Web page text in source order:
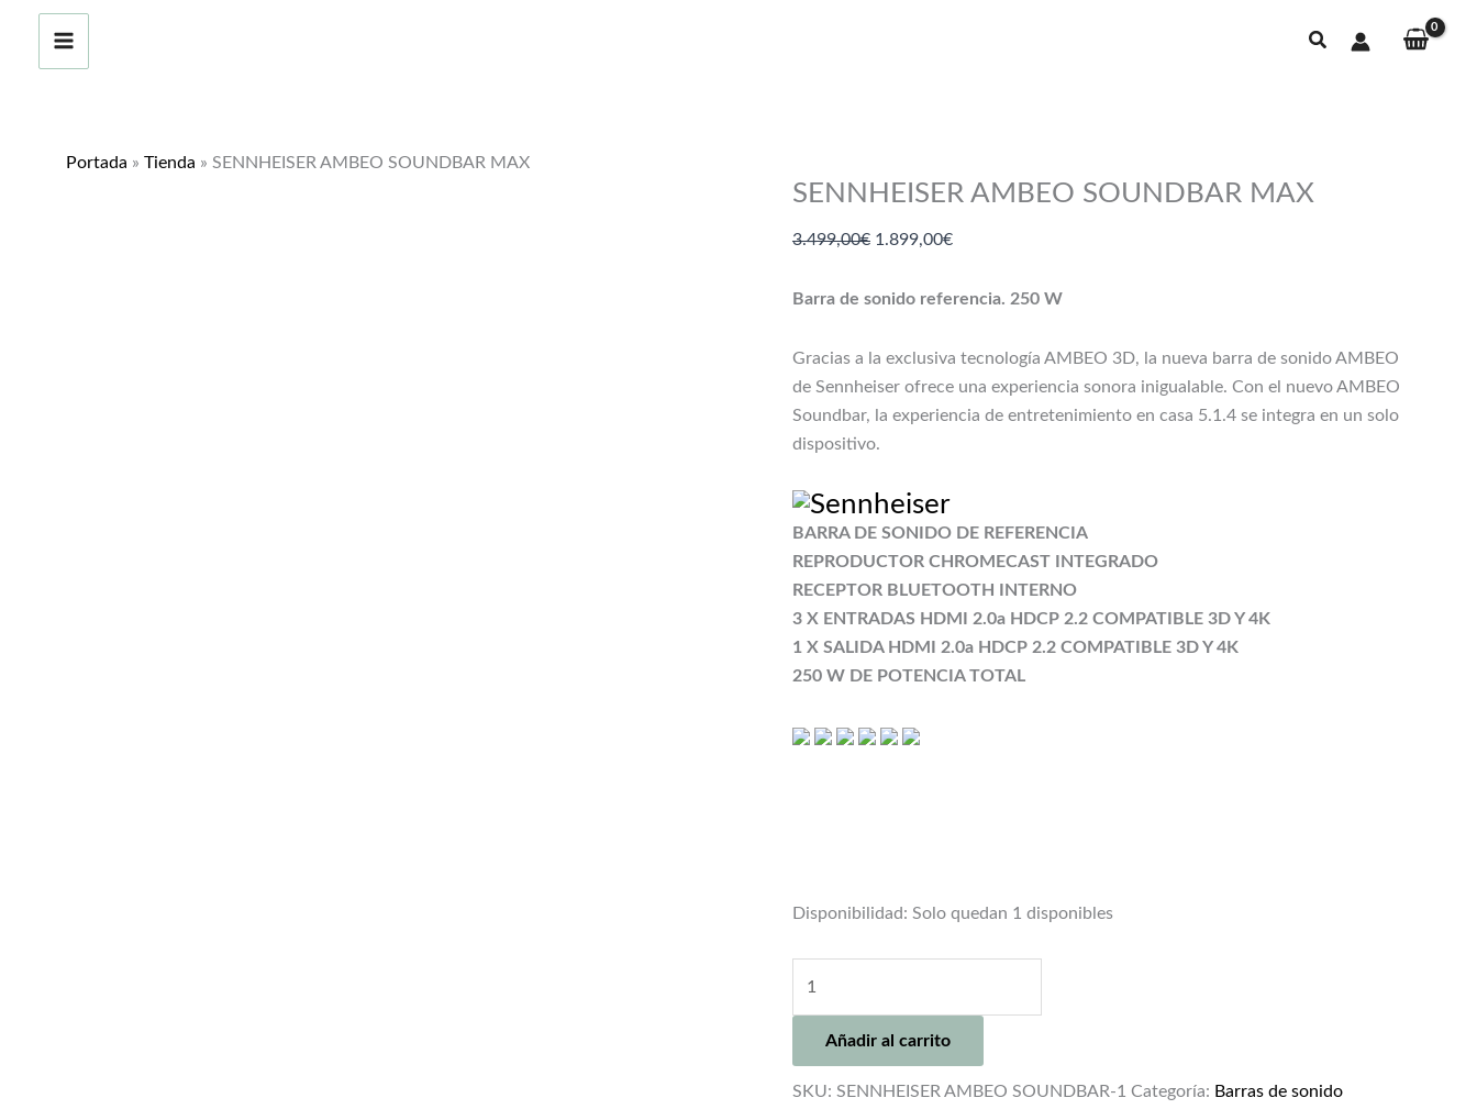
contenido
Buscar
Portada » Tienda » SENNHEISER AMBEO SOUNDBAR MAX
¡Oferta!
SENNHEISER AMBEO SOUNDBAR MAX
3.499,00€ El
original
3.499,00€.
1.899,00€El
actual
1.899,00€.
Barra de sonido referencia. 250 W
Gracias a la exclusiva tecnología AMBEO 3D, la nueva barra de sonido AMBEO
de Sennheiser ofrece una experiencia sonora inigualable. Con el nuevo AMBEO
Soundbar, la experiencia de entretenimiento en casa 5.1.4 se integra en un solo
dispositivo.
BARRA DE SONIDO DE REFERENCIA
REPRODUCTOR CHROMECAST INTEGRADO
RECEPTOR BLUETOOTH INTERNO
3 X ENTRADAS HDMI 2.0a HDCP 2.2 COMPATIBLE 3D Y 4K
1 X SALIDA HDMI 2.0a HDCP 2.2 COMPATIBLE 3D Y 4K
250 W DE POTENCIA TOTAL
Disponibilidad: Solo quedan 1 disponibles
cantidad
Añadir al carrito
SKU: SENNHEISER AMBEO SOUNDBAR-1 Categoría: Barras de sonido